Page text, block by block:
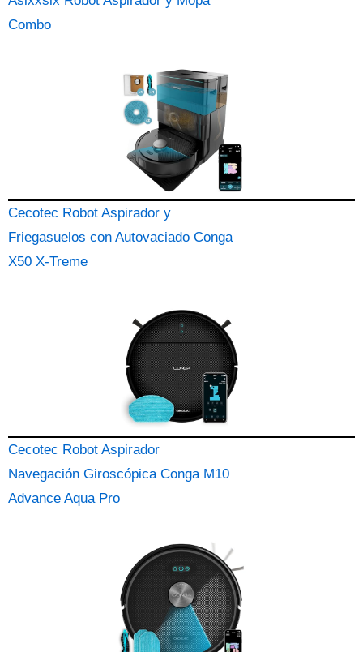
Combo
Cecotec Robot Aspirador y
Friegasuelos con Autovaciado Conga
X50 X-Treme
Cecotec Robot Aspirador
Navegación Giroscópica Conga M10
Advance Aqua Pro